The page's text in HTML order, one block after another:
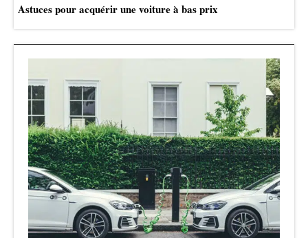
Astuces pour acquérir une voiture à bas prix